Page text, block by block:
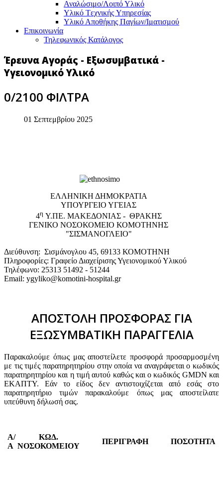
Αναλώσιμο/Λοιπό Υλικό
Υλικό Tεχνικής Yπηρεσίας
Υλικό Αποθήκης Παγίων/Ιματισμού
Επικοινωνία
Τηλεφωνικός Κατάλογος
Έρευνα Αγοράς - Εξωσυμβατικά -
Υγειονομικό Υλικό
0/2100 ΦΙΛΤΡΑ
01 Σεπτεμβρίου 2025
EΛΛΗΝΙΚΗ ΔΗΜΟΚΡΑΤΙΑ
ΥΠΟΥΡΓΕΙΟ ΥΓΕΙΑΣ
4η Υ.ΠΕ. ΜΑΚΕΔΟΝΙΑΣ - ΘΡΑΚΗΣ
ΓΕΝΙΚΟ NΟΣΟΚΟΜΕΙΟ ΚΟΜΟΤΗΝΗΣ
"ΣΙΣΜΑΝΟΓΛΕΙΟ"
Διεύθυνση: Σισμάνογλου 45, 69133 ΚΟΜΟΤΗΝΗ
Πληροφορίες: Γραφείο Διαχείρισης Υγειονομικού Υλικού
Τηλέφωνο: 25313 51492 - 51244
Email: ygyliko@komotini-hospital.gr
ΑΠΟΣΤΟΛΗ ΠΡΟΣΦΟΡΑΣ ΓΙΑ
ΕΞΩΣΥΜΒΑΤΙΚΗ ΠΑΡΑΓΓΕΛΙΑ
Παρακαλούμε όπως μας αποστείλετε προσφορά προσαρμοσμένη
με τις τιμές παρατηρητηρίου στην οποία να αναγράφεται ο κωδικός
παρατηρητηρίου και η τιμή αυτού καθώς και ο κωδικός GMDN και
ΕΚΑΠΤΥ. Εάν το είδος δεν αντιστοιχίζεται από εσάς στο
παρατηρητήριο τιμών παρακαλούμε όπως μας αποστείλατε
υπεύθυνη δήλωσή σας.
Α/
Α
ΚΩΔ.
ΝΟΣΟΚΟΜΕΙΟΥ
ΠΕΡΙΓΡΑΦΗ ΠΟΣΟΤΗΤΑ